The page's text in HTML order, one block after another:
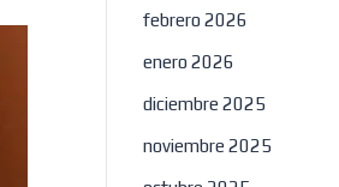
febrero 2026
enero 2026
diciembre 2025
noviembre 2025